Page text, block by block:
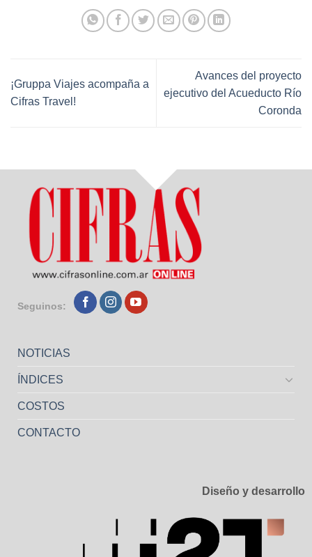
¡Gruppa Viajes acompaña a
Cifras Travel!
Avances del proyecto
ejecutivo del Acueducto Río
Coronda
Seguinos:
NOTICIAS
ÍNDICES
COSTOS
CONTACTO
Diseño y desarrollo